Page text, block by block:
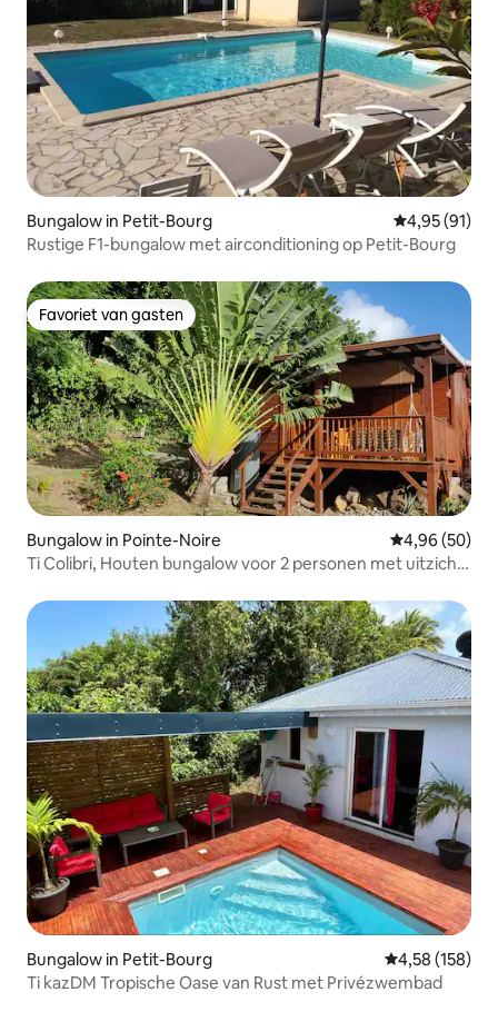
Bungalow in Petit-Bourg Gemiddelde
4,95 (91)
Rustige F1-bungalow met airconditioning op Petit-Bourg
Favoriet van gasten
Favoriet van gasten
Bungalow in Pointe-Noire Gemiddelde
4,96 (50)
Ti Colibri, Houten bungalow voor 2 personen met uitzicht
Bungalow in Petit-Bourg Gemiddelde
4,58 (158)
Ti kazDM Tropische Oase van Rust met Privézwembad